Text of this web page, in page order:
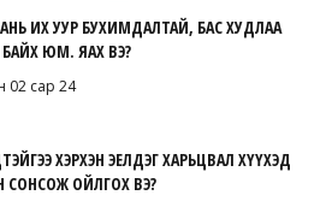
ИХ УУР БУХИМДАЛТАЙ, БАС ХУДЛАА
ЮМ. ЯАХ ВЭ?
02 сар 24
ХЭРХЭН ЭЕЛДЭГ ХАРЬЦВАЛ ХҮҮХЭД
СОНСОЖ ОЙЛГОХ ВЭ?